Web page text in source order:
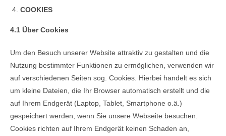
COOKIES
4.1 Über Cookies
Um den Besuch unserer Website attraktiv zu gestalten und die
Nutzung bestimmter Funktionen zu ermöglichen, verwenden wir
auf verschiedenen Seiten sog. Cookies. Hierbei handelt es sich
um kleine Dateien, die Ihr Browser automatisch erstellt und die
auf Ihrem Endgerät (Laptop, Tablet, Smartphone o.ä.)
gespeichert werden, wenn Sie unsere Webseite besuchen.
Cookies richten auf Ihrem Endgerät keinen Schaden an,